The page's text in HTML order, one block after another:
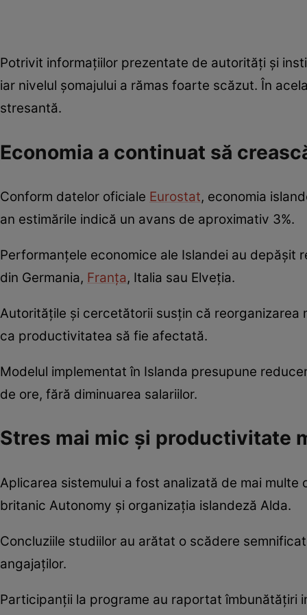
Potrivit informațiilor prezentate de autorități și
iar nivelul șomajului a rămas foarte scăzut. În
stresantă.
Economia a continuat să
Conform datelor oficiale Eurostat, economia
an estimările indică un avans de aproximativ 3%.
Performanțele economice ale Islandei au
din Germania, Franța, Italia sau Elveția.
Autoritățile și cercetătorii susțin că reorganizarea
ca productivitatea să fie afectată.
Modelul implementat în Islanda presupune
de ore, fără diminuarea salariilor.
Stres mai mic și productivitate
Aplicarea sistemului a fost analizată de mai
britanic Autonomy și organizația islandeză Alda.
Concluziile studiilor au arătat o scădere
angajaților.
Participanții la programe au raportat îmbunătățiri